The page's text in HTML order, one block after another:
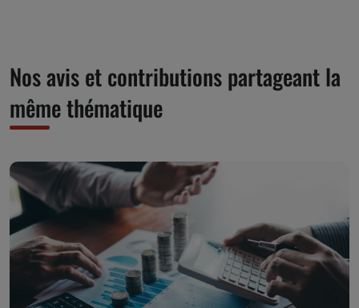
Nos avis et contributions partageant la
même thématique